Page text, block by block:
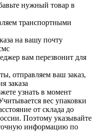
нужный товар в
транспортными
на вашу почту
вам перезвонит для
отправляем ваш заказ,
заказа
узнать в момент
вес упаковки
от склада до
Поэтому указывайте
информацию по